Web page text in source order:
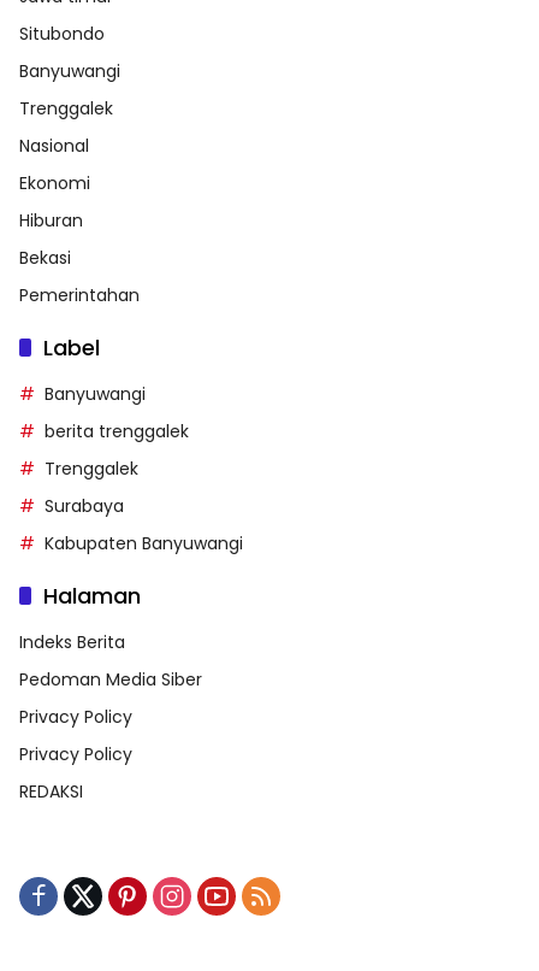
Situbondo
Banyuwangi
Trenggalek
Nasional
Ekonomi
Hiburan
Bekasi
Pemerintahan
Label
Banyuwangi
berita trenggalek
Trenggalek
Surabaya
Kabupaten Banyuwangi
Halaman
Indeks Berita
Pedoman Media Siber
Privacy Policy
Privacy Policy
REDAKSI